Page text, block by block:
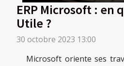
ERP Microsoft : en
Utile ?
30 octobre 2023 13:00
Microsoft oriente ses